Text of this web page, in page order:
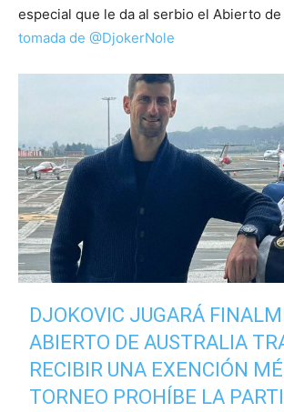
especial que le da al serbio el Abierto de
tomada de @DjokerNole
DJOKOVIC JUGARÁ
ABIERTO DE AUSTRALIA
RECIBIR UNA EXENCIÓN
TORNEO PROHÍBE LA